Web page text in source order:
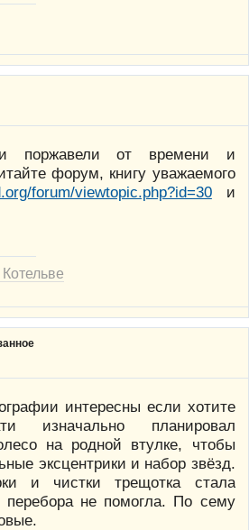
поржавели от времени и
форум, книгу уважаемого
forum/viewtopic.php?id=30и
интересны если хотите
изначально планировал
на родной втулке, чтобы
эксцентрики и набор звёзд.
и чистки трещотка стала
перебора не помогла. По сему